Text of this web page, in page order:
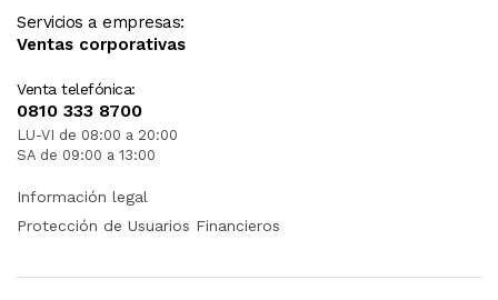
Servicios a empresas:
Ventas corporativas
Venta telefónica:
0810 333 8700
LU-VI de 08:00 a 20:00
SA de 09:00 a 13:00
Información legal
Protección de Usuarios Financieros